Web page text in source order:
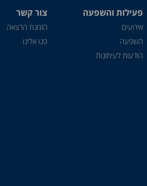
פעילות והשפעה
אירועים
השפעה
הודעות לעיתונות
צור קשר
הזמנת הרצאה
פנו אלינו